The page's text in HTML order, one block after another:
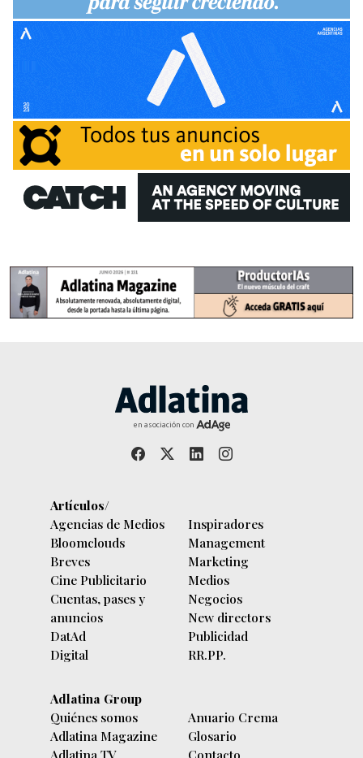
en asociación con
Artículos/
Agencias de Medios
Bloomclouds
Breves
Cine Publicitario
Cuentas, pases y
anuncios
DatAd
Digital
Inspiradores
Management
Marketing
Medios
Negocios
New directors
Publicidad
RR.PP.
Adlatina Group
Quiénes somos
Adlatina Magazine
Adlatina TV
Anuario Crema
Glosario
Contacto